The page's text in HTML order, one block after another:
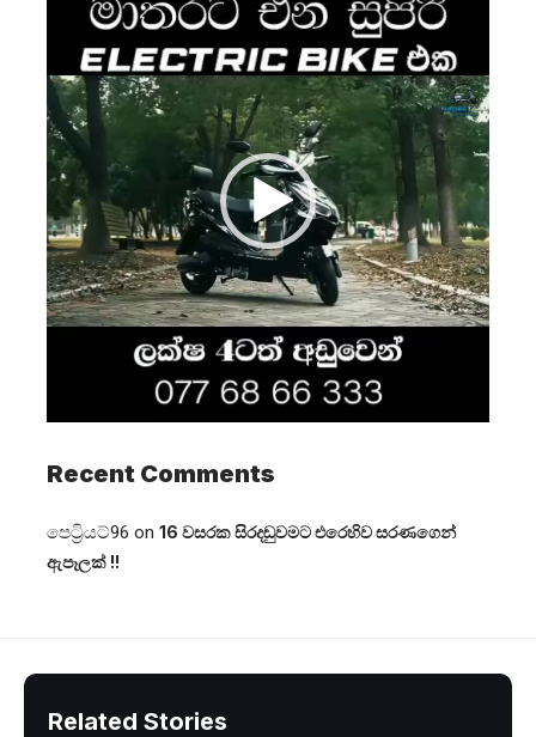
Player
Recent Comments
පෙට්‍රියට්96 on 16 වසරක සිරදඬුවමට එරෙහිව සරණගෙන්
ඇපෑලක් !!
Related Stories